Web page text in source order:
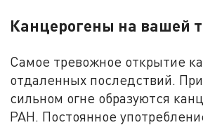
Канцерогены на вашей
Самое тревожное открытие
отдаленных последствий.
сильном огне образуются
PAH. Постоянное